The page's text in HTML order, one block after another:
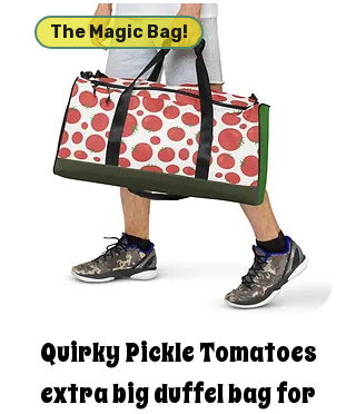
office structure and overhead . .
. just groceries, electric bills,
and field trips. Thanks for your
support. Share our stuff!
The Magic Bag!
Quirky Pickle Tomatoes
extra big duffel bag for